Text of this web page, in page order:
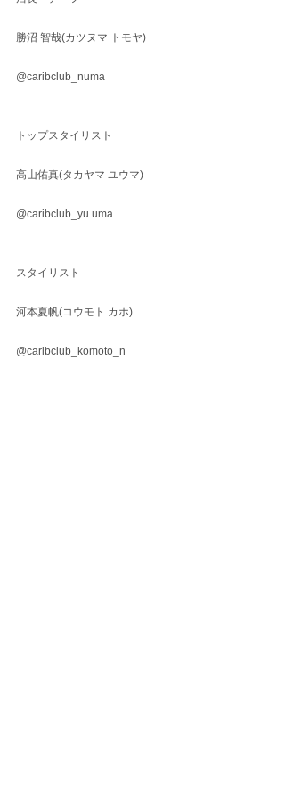
勝沼 智哉(カツヌマ トモヤ)
@caribclub_numa
トップスタイリスト
高山佑真(タカヤマ ユウマ)
@caribclub_yu.uma
スタイリスト
河本夏帆(コウモト カホ)
@caribclub_komoto_n